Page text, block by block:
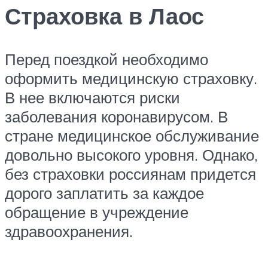
Страховка в Лаос
Перед поездкой необходимо
оформить медицинскую страховку.
В нее включаются риски
заболевания коронавирусом. В
стране медицинское обслуживание
довольно высокого уровня. Однако,
без страховки россиянам придется
дорого заплатить за каждое
обращение в учреждение
здравоохранения.